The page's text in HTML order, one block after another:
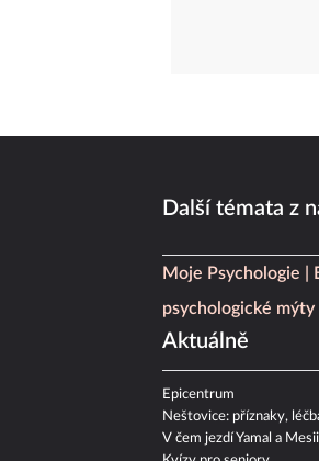
Další témata z
Moje Psychologie
psychologické mýty
Aktuálně
Epicentrum
Neštovice: příznaky,
V čem jezdí Yamal a